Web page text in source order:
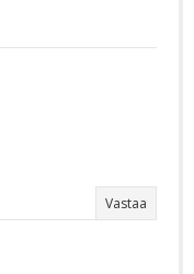
Vastaa